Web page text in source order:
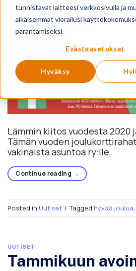
tunnistavat laitteesi verkkosivulla ja
aikaisemmat vierailusi
parantamiseksi.
Evästeasetukset
Hyväksy
Lämmin kiitos vuodesta 2020
Tämän vuoden
vakinaista asuntoa ry:lle.
Continue reading →
Posted in Uutiset | Tagged hyvää joulua,
UUTISET
Tammikuun